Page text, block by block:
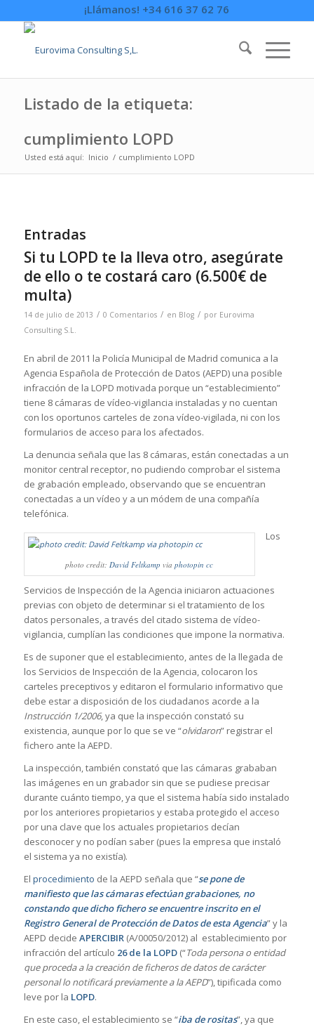
¡Llámanos! +34 616 37 62 76
Listado de la etiqueta:
cumplimiento LOPD
Usted está aquí: Inicio / cumplimiento LOPD
Entradas
Si tu LOPD te la lleva otro, asegúrate
de ello o te costará caro (6.500€ de
multa)
14 de julio de 2013 / 0 Comentarios / en Blog / por Eurovima
Consulting S.L.
En abril de 2011 la Policía Municipal de Madrid comunica a la
Agencia Española de Protección de Datos (AEPD) una posible
infracción de la LOPD motivada porque un “establecimiento”
tiene 8 cámaras de vídeo-vigilancia instaladas y no cuentan
con los oportunos carteles de zona vídeo-vigilada, ni con los
formularios de acceso para los afectados.
La denuncia señala que las 8 cámaras, están conectadas a un
monitor central receptor, no pudiendo comprobar el sistema
de grabación empleado, observando que se encuentran
conectadas a un vídeo y a un módem de una compañía
telefónica.
photo credit:David Feltkamp viaphotopin cc
Los
Servicios de Inspección de la Agencia iniciaron actuaciones
previas con objeto de determinar si el tratamiento de los
datos personales, a través del citado sistema de vídeo-
vigilancia, cumplían las condiciones que impone la normativa.
Es de suponer que el establecimiento, antes de la llegada de
los Servicios de Inspección de la Agencia, colocaron los
carteles preceptivos y editaron el formulario informativo que
debe estar a disposición de los ciudadanos acorde a la
Instrucción 1/2006, ya que la inspección constató su
existencia, aunque por lo que se ve “olvidaron” registrar el
fichero ante la AEPD.
La inspección, también constató que las cámaras grababan
las imágenes en un grabador sin que se pudiese precisar
durante cuánto tiempo, ya que el sistema había sido instalado
por los anteriores propietarios y estaba protegido el acceso
por una clave que los actuales propietarios decían
desconocer y no podían saber (pues la empresa que instaló
el sistema ya no existía).
El procedimiento de la AEPD señala que “se pone de
manifiesto que las cámaras efectúan grabaciones, no
constando que dicho fichero se encuentre inscrito en el
Registro General de Protección de Datos de esta Agencia” y la
AEPD decide APERCIBIR(A/00050/2012) al establecimiento por
infracción del artículo 26 de la LOPD(“Toda persona o entidad
que proceda a la creación de ficheros de datos de carácter
personal lo notificará previamente a la AEPD”), tipificada como
leve por la LOPD.
En este caso, el establecimiento se “iba de rositas”, ya que